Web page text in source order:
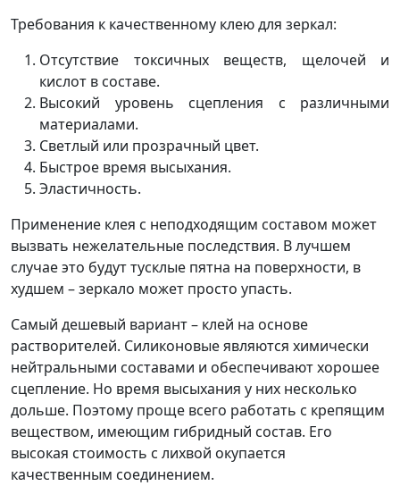
Требования к качественному клею для зеркал:
Отсутствие токсичных веществ, щелочей и
кислот в составе.
Высокий уровень сцепления с различными
материалами.
Светлый или прозрачный цвет.
Быстрое время высыхания.
Эластичность.
Применение клея с неподходящим составом может
вызвать нежелательные последствия. В лучшем
случае это будут тусклые пятна на поверхности, в
худшем – зеркало может просто упасть.
Самый дешевый вариант – клей на основе
растворителей. Силиконовые являются химически
нейтральными составами и обеспечивают хорошее
сцепление. Но время высыхания у них несколько
дольше. Поэтому проще всего работать с крепящим
веществом, имеющим гибридный состав. Его
высокая стоимость с лихвой окупается
качественным соединением.